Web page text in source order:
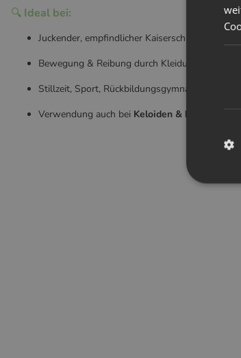
🔍 Ideal bei:
Juckender, empfindlicher Kaiserschnittnarbe
Bewegung & Reibung durch Kleidung
Stillzeit, Sport, Rückbildungsgymnastik
Verwendung auch bei Keloiden &